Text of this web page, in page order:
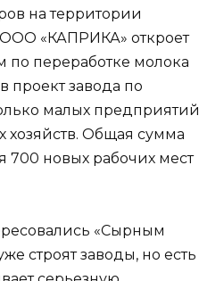
на территории
ООО «КАПРИКА» откроет
по переработке молока
проект завода по
малых предприятий
хозяйств. Общая сумма
700 новых рабочих мест
«Сырным
строят заводы, но есть